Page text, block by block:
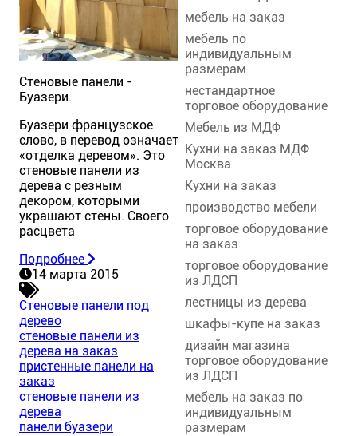
Стеновые панели -
Буазери.
Буазери французское
слово, в перевод означает
«отделка деревом». Это
стеновые панели из
дерева с резным
декором, которыми
украшают стены. Своего
расцвета
Подробнее
14 марта 2015
Стеновые панели под
дерево
стеновые панели из
дерева на заказ
пристенные панели на
заказ
стеновые панели из
дерева
панели буазери
мебель на заказ
мебель по
индивидуальным
размерам
нестандартное
торговое оборудование
Мебель из МДФ
Кухни на заказ МДФ
Москва
Кухни на заказ
производство мебели
торговое оборудование
на заказ
торговое оборудование
из ЛДСП
лестницы из дерева
шкафы-купе на заказ
дизайн магазина
торговое оборудование
из ЛДСП
мебель на заказ по
индивидуальным
размерам